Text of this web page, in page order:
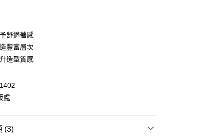
NT$1,000(含以上)免運費
舒適著感
豐富層次
造型質感
處
(3)